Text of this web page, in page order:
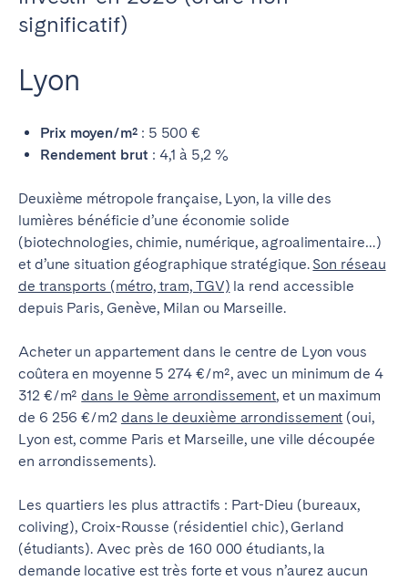
significatif)
Lyon
Prix moyen/m²: 5 500 €
Rendement brut : 4,1 à 5,2 %
Deuxième métropole française, Lyon, la ville des
lumières bénéficie d’une économie solide
(biotechnologies, chimie, numérique, agroalimentaire…)
et d’une situation géographique stratégique. Son réseau
de transports (métro, tram, TGV) la rend accessible
depuis Paris, Genève, Milan ou Marseille.
Acheter un appartement dans le centre de Lyon vous
coûtera en moyenne 5 274 €/m², avec un minimum de 4
312 €/m²dans le 9ème arrondissement, et un maximum
de 6 256 €/m2 dans le deuxième arrondissement (oui,
Lyon est, comme Paris et Marseille, une ville découpée
en arrondissements).
Les quartiers les plus attractifs : Part-Dieu (bureaux,
coliving), Croix-Rousse (résidentiel chic), Gerland
(étudiants). Avec près de 160 000 étudiants, la
demande locative est très forte et vous n’aurez aucun